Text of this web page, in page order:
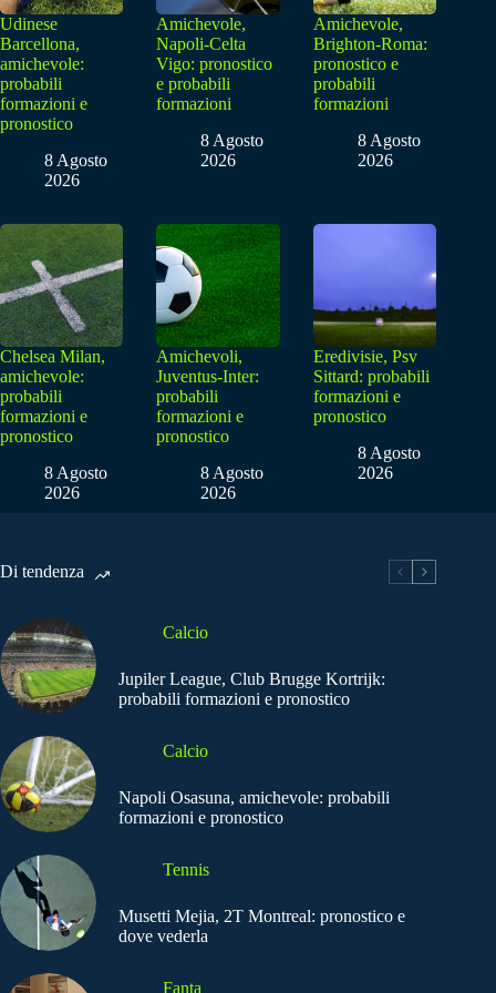
Udinese
Barcellona,
amichevole:
probabili
formazioni e
pronostico
8 Agosto
2026
Amichevole,
Napoli-Celta
Vigo: pronostico
e probabili
formazioni
8 Agosto
2026
Amichevole,
Brighton-Roma:
pronostico e
probabili
formazioni
8 Agosto
2026
Chelsea Milan,
amichevole:
probabili
formazioni e
pronostico
8 Agosto
2026
Amichevoli,
Juventus-Inter:
probabili
formazioni e
pronostico
8 Agosto
2026
Eredivisie, Psv
Sittard: probabili
formazioni e
pronostico
8 Agosto
2026
Di tendenza
Calcio
Jupiler League, Club Brugge Kortrijk:
probabili formazioni e pronostico
Calcio
Napoli Osasuna, amichevole: probabili
formazioni e pronostico
Tennis
Musetti Mejia, 2T Montreal: pronostico e
dove vederla
Fanta